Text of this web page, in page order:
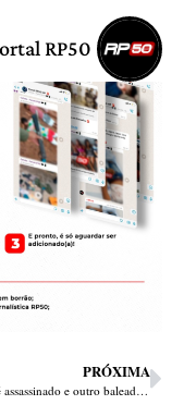
RP50
PRÓXIMA
Homem é assassinado e outro baleado durante tiroteio em Piripiri